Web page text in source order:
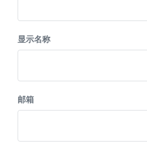
显示名称
邮箱